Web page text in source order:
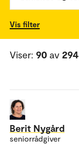
Vis filter
Viser: 90 av 294
Berit Nygård
seniorrådgiver